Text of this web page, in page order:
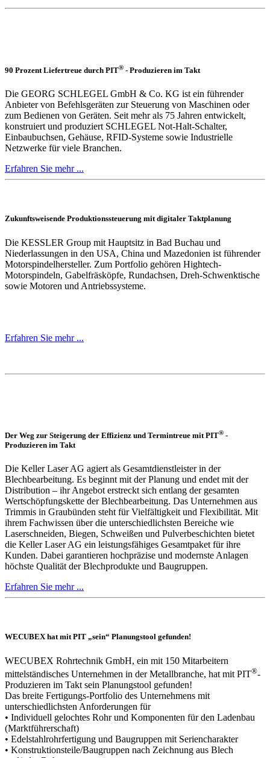
90 Prozent Liefertreue durch PIT® - Produzieren im Takt
Die GEORG SCHLEGEL GmbH & Co. KG ist ein führender
Anbieter von Befehlsgeräten zur Steuerung von Maschinen oder
zum Bedienen von Geräten. Seit mehr als 75 Jahren entwickelt,
konstruiert und produziert SCHLEGEL Not-Halt-Schalter,
Einbaubuchsen, Gehäuse, RFID-Systeme sowie Industrielle
Netzwerke für viele Branchen.
Erfahren Sie mehr ...
Zukunftsweisende Produktionssteuerung mit digitaler Taktplanung
Die KESSLER Group mit Hauptsitz in Bad Buchau und
Niederlassungen in den USA, China und Mazedonien ist führender
Motorspindelhersteller. Zum Portfolio gehören Hightech-
Motorspindeln, Gabelfräsköpfe, Rundachsen, Dreh-Schwenktische
sowie Motoren und Antriebssysteme.
Erfahren Sie mehr ...
Der Weg zur Steigerung der Effizienz und Termintreue mit PIT® -
Produzieren im Takt
Die Keller Laser AG agiert als Gesamtdienstleister in der
Blechbearbeitung. Es beginnt mit der Planung und endet mit der
Distribution – ihr Angebot erstreckt sich entlang der gesamten
Wertschöpfungskette der Blechbearbeitung. Das Unternehmen aus
Trimmis in Graubünden steht für Vielfältigkeit und Flexibilität. Mit
ihrem Fachwissen über die unterschiedlichsten Bereiche wie
Laserschneiden, Biegen, Schweißen und Pulverbeschichten bietet
die Keller Laser AG ein leistungsfähiges Gesamtpaket für ihre
Kunden. Dabei garantieren hochpräzise und modernste Anlagen
höchste Qualität der Blechprodukte und Baugruppen.
Erfahren Sie mehr ...
WECUBEX hat mit PIT „sein“ Planungstool gefunden!
WECUBEX Rohrtechnik GmbH, ein mit 150 Mitarbeitern
mittelständisches Unternehmen in der Metallbranche, hat mit PIT®-
Produzieren im Takt sein Planungstool gefunden!
Das breite Fertigungs-Portfolio des Unternehmens mit
unterschiedlichsten Anforderungen für
• Individuell gelochtes Rohr und Komponenten für den Ladenbau
(Marktführerschaft)
• Edelstahlrohrfertigung und Baugruppen mit Seriencharakter
• Konstruktionsteile/Baugruppen nach Zeichnung aus Blech